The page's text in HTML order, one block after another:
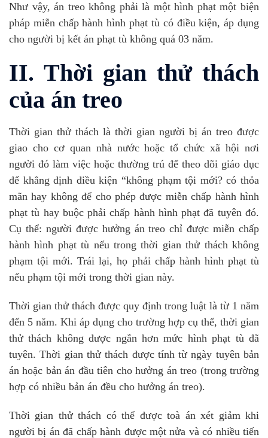
Như vậy, án treo không phải là một hình phạt một biện
pháp miễn chấp hành hình phạt tù có điều kiện, áp dụng
cho người bị kết án phạt tù không quá 03 năm.
II. Thời gian thử thách
của án treo
Thời gian thử thách là thời gian người bị án treo được
giao cho cơ quan nhà nước hoặc tổ chức xã hội nơi
người đó làm việc hoặc thường trú để theo dõi giáo dục
để khẳng định điều kiện “không phạm tội mới? có thỏa
mãn hay không để cho phép được miễn chấp hành hình
phạt tù hay buộc phải chấp hành hình phạt đã tuyên đó.
Cụ thể: người được hưởng án treo chỉ được miễn chấp
hành hình phạt tù nếu trong thời gian thử thách không
phạm tội mới. Trái lại, họ phải chấp hành hình phạt tù
nếu phạm tội mới trong thời gian này.
Thời gian thử thách được quy định trong luật là từ 1 năm
đến 5 năm. Khi áp dụng cho trường hợp cụ thể, thời gian
thử thách không được ngắn hơn mức hình phạt tù đã
tuyên. Thời gian thử thách được tính từ ngày tuyên bản
án hoặc bản án đầu tiên cho hưởng án treo (trong trường
hợp có nhiều bản án đều cho hưởng án treo).
Thời gian thử thách có thể được toà án xét giảm khi
người bị án đã chấp hành được một nửa và có nhiều tiến